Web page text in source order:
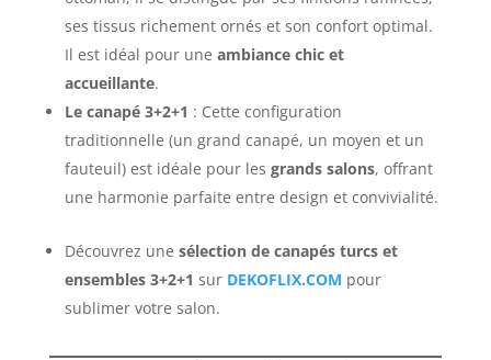
ses tissus richement ornés et son confort optimal.
Il est idéal pour une ambiance chic et
accueillante.
Le canapé 3+2+1 : Cette configuration
traditionnelle (un grand canapé, un moyen et un
fauteuil) est idéale pour les grands salons, offrant
une harmonie parfaite entre design et convivialité.
Découvrez une sélection de canapés turcs et
ensembles 3+2+1 sur DEKOFLIX.COM pour
sublimer votre salon.